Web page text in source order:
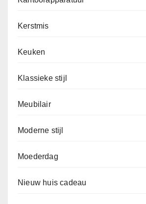
Kerstmis
Keuken
Klassieke stijl
Meubilair
Moderne stijl
Moederdag
Nieuw huis cadeau